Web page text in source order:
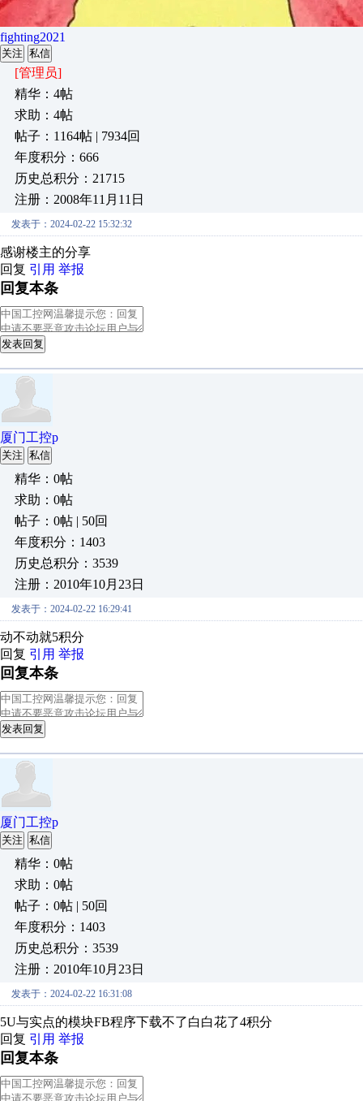
fighting2021
关注 私信
[管理员]
精华：4帖
求助：4帖
帖子：1164帖 | 7934回
年度积分：666
历史总积分：21715
注册：2008年11月11日
发表于：2024-02-22 15:32:32
感谢楼主的分享
回复 引用 举报
回复本条
发表回复
厦门工控p
关注 私信
精华：0帖
求助：0帖
帖子：0帖 | 50回
年度积分：1403
历史总积分：3539
注册：2010年10月23日
发表于：2024-02-22 16:29:41
动不动就5积分
回复 引用 举报
回复本条
发表回复
厦门工控p
关注 私信
精华：0帖
求助：0帖
帖子：0帖 | 50回
年度积分：1403
历史总积分：3539
注册：2010年10月23日
发表于：2024-02-22 16:31:08
5U与实点的模块FB程序下载不了白白花了4积分
回复 引用 举报
回复本条